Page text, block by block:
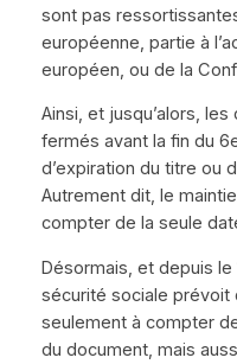
sont pas
européenne, partie à
européen, ou de la
Ainsi, et jusqu’alors,
fermés avant la fin du
d’expiration du titre ou
Autrement dit, le
compter de la seule
Désormais, et depuis le
sécurité sociale prévoit
seulement à compter
du document, mais